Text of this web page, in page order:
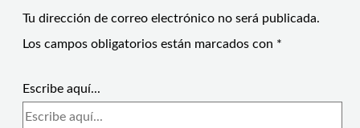
Tu dirección de correo electrónico no será publicada.
Los campos obligatorios están marcados con *
Escribe aquí...